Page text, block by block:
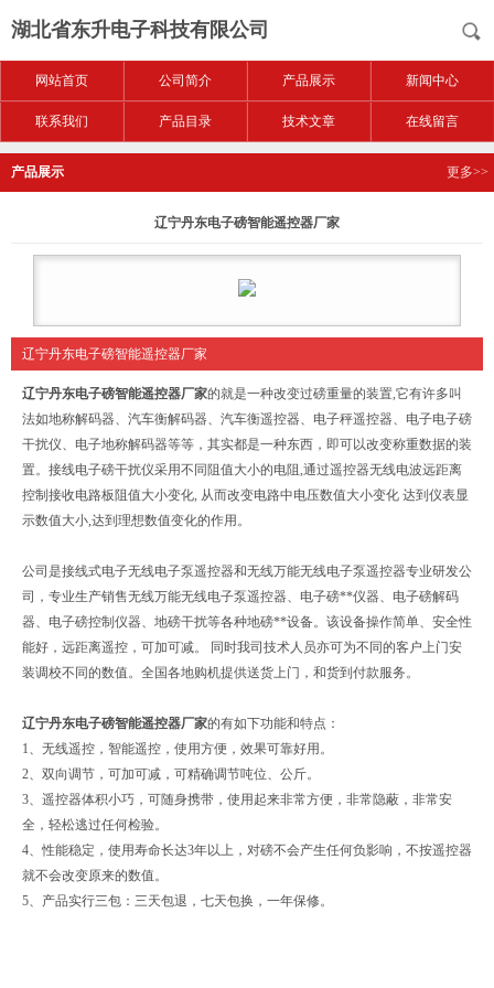
湖北省东升电子科技有限公司
网站首页 公司简介 产品展示 新闻中心
联系我们 产品目录 技术文章 在线留言
产品展示 更多>>
辽宁丹东电子磅智能遥控器厂家
辽宁丹东电子磅智能遥控器厂家
辽宁丹东电子磅智能遥控器厂家的就是一种改变过磅重量的装置,它有许多叫
法如地称解码器、汽车衡解码器、汽车衡遥控器、电子秤遥控器、电子电子磅
干扰仪、电子地称解码器等等，其实都是一种东西，即可以改变称重数据的装
置。接线电子磅干扰仪采用不同阻值大小的电阻,通过遥控器无线电波远距离
控制接收电路板阻值大小变化, 从而改变电路中电压数值大小变化 达到仪表显
示数值大小,达到理想数值变化的作用。
公司是接线式电子无线电子泵遥控器和无线万能无线电子泵遥控器专业研发公
司，专业生产销售无线万能无线电子泵遥控器、电子磅**仪器、电子磅解码
器、电子磅控制仪器、地磅干扰等各种地磅**设备。该设备操作简单、安全性
能好，远距离遥控，可加可减。 同时我司技术人员亦可为不同的客户上门安
装调校不同的数值。全国各地购机提供送货上门，和货到付款服务。
辽宁丹东电子磅智能遥控器厂家的有如下功能和特点：
1、无线遥控，智能遥控，使用方便，效果可靠好用。
2、双向调节，可加可减，可精确调节吨位、公斤。
3、遥控器体积小巧，可随身携带，使用起来非常方便，非常隐蔽，非常安
全，轻松逃过任何检验。
4、性能稳定，使用寿命长达3年以上，对磅不会产生任何负影响，不按遥控器
就不会改变原来的数值。
5、产品实行三包：三天包退，七天包换，一年保修。